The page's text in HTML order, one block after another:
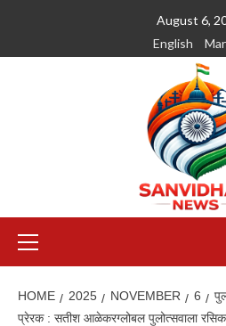
August 6,
English
HOME 2025 NOVEMBER 6
प्रेरक : सतीश आळेकरग्लोबल पुलोत्सवाला